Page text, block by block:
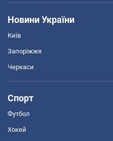
Новини України
Київ
Запоріжжя
Черкаси
Спорт
Футбол
Хокей